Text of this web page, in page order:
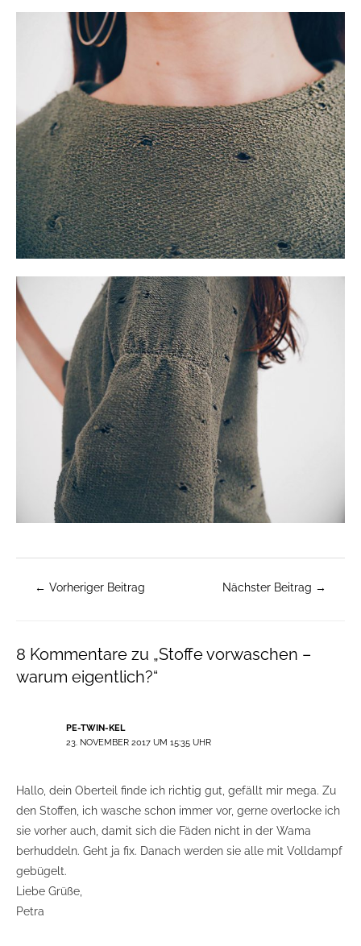
← Vorheriger Beitrag Nächster Beitrag →
8 Kommentare zu „Stoffe vorwaschen –
warum eigentlich?“
PE-TWIN-KEL
23. NOVEMBER 2017 UM 15:35 UHR
Hallo, dein Oberteil finde ich richtig gut, gefällt mir mega. Zu
den Stoffen, ich wasche schon immer vor, gerne overlocke ich
sie vorher auch, damit sich die Fäden nicht in der Wama
berhuddeln. Geht ja fix. Danach werden sie alle mit Volldampf
gebügelt.
Liebe Grüße,
Petra